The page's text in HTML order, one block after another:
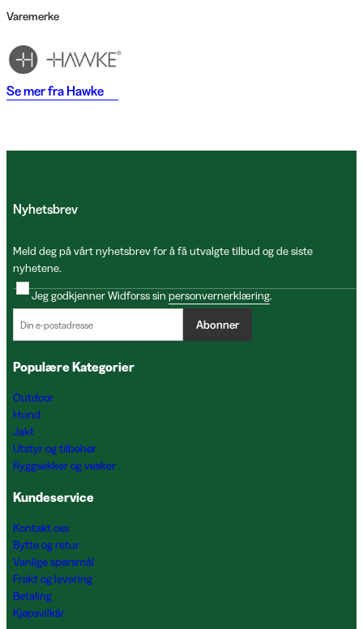
Varemerke
Se mer fra Hawke
Nyhetsbrev
Meld deg på vårt nyhetsbrev for å få utvalgte tilbud og de siste
nyhetene.
Jeg godkjenner Widforss sin personvernerklæring.
Abonner
Populære Kategorier
Outdoor
Hund
Jakt
Utstyr og tilbehør
Ryggsekker og vesker
Kundeservice
Kontakt oss
Bytte og retur
Vanlige spørsmål
Frakt og levering
Betaling
Kjøpsvilkår